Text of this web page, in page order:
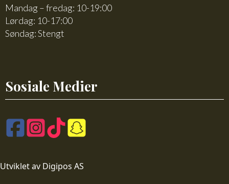
Mandag – fredag: 10-19:00
Lørdag: 10-17:00
Søndag: Stengt
Sosiale Medier
Utviklet av Digipos AS